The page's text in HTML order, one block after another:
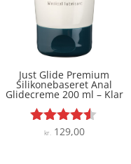
Just Glide Premium
Silikonebaseret Anal
Glidecreme 200 ml – Klar
Vurderet
kr.129,00